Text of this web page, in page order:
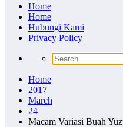
Home
Home
Hubungi Kami
Privacy Policy
Home
2017
March
24
Macam Variasi Buah